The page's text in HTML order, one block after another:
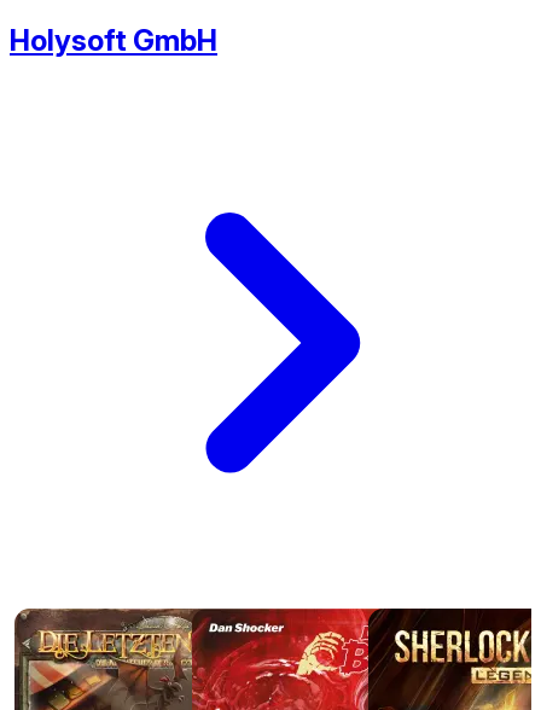
Holysoft GmbH